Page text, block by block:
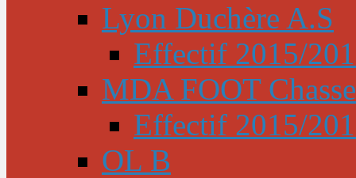
Lyon Duchère A.S
Effectif 2015/
MDA FOOT
Effectif 2015/
OL B